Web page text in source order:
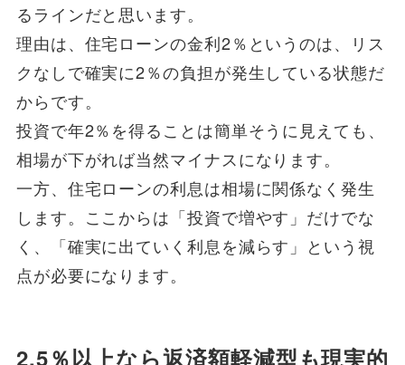
るラインだと思います。
理由は、住宅ローンの金利2％というのは、リス
クなしで確実に2％の負担が発生している状態だ
からです。
投資で年2％を得ることは簡単そうに見えても、
相場が下がれば当然マイナスになります。
一方、住宅ローンの利息は相場に関係なく発生
します。ここからは「投資で増やす」だけでな
く、「確実に出ていく利息を減らす」という視
点が必要になります。
2.5％以上なら返済額軽減型も現実的